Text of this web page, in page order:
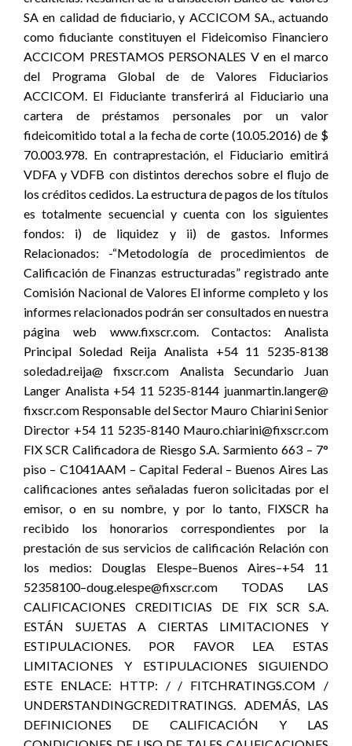
SA en calidad de fiduciario, y ACCICOM SA., actuando
como fiduciante constituyen el Fideicomiso Financiero
ACCICOM PRESTAMOS PERSONALES V en el marco
del Programa Global de de Valores Fiduciarios
ACCICOM. El Fiduciante transferirá al Fiduciario una
cartera de préstamos personales por un valor
fideicomitido total a la fecha de corte (10.05.2016) de $
70.003.978. En contraprestación, el Fiduciario emitirá
VDFA y VDFB con distintos derechos sobre el flujo de
los créditos cedidos. La estructura de pagos de los títulos
es totalmente secuencial y cuenta con los siguientes
fondos: i) de liquidez y ii) de gastos. Informes
Relacionados: -“Metodología de procedimientos de
Calificación de Finanzas estructuradas” registrado ante
Comisión Nacional de Valores El informe completo y los
informes relacionados podrán ser consultados en nuestra
página web www.fixscr.com. Contactos: Analista
Principal Soledad Reija Analista +54 11 5235-8138
soledad.reija@ fixscr.com Analista Secundario Juan
Langer Analista +54 11 5235-8144 juanmartin.langer@
fixscr.com Responsable del Sector Mauro Chiarini Senior
Director +54 11 5235-8140 Mauro.chiarini@fixscr.com
FIX SCR Calificadora de Riesgo S.A. Sarmiento 663 – 7°
piso – C1041AAM – Capital Federal – Buenos Aires Las
calificaciones antes señaladas fueron solicitadas por el
emisor, o en su nombre, y por lo tanto, FIXSCR ha
recibido los honorarios correspondientes por la
prestación de sus servicios de calificación Relación con
los medios: Douglas Elespe–Buenos Aires–+54 11
52358100–doug.elespe@fixscr.com TODAS LAS
CALIFICACIONES CREDITICIAS DE FIX SCR S.A.
ESTÁN SUJETAS A CIERTAS LIMITACIONES Y
ESTIPULACIONES. POR FAVOR LEA ESTAS
LIMITACIONES Y ESTIPULACIONES SIGUIENDO
ESTE ENLACE: HTTP: / / FITCHRATINGS.COM /
UNDERSTANDINGCREDITRATINGS. ADEMÁS, LAS
DEFINICIONES DE CALIFICACIÓN Y LAS